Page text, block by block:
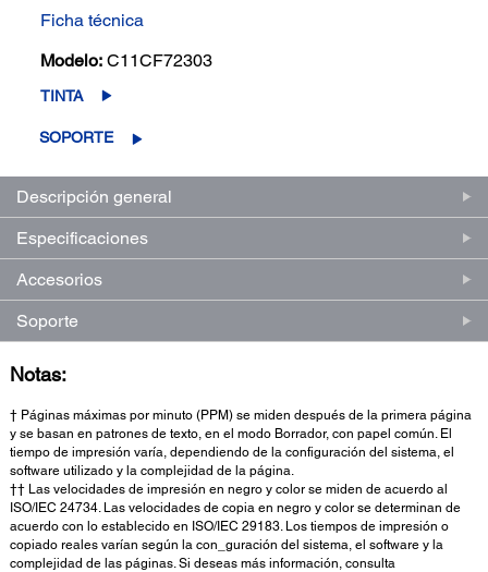
Ficha técnica
Modelo: C11CF72303
TINTA
SOPORTE
Descripción general
Especificaciones
Accesorios
Soporte
Notas:
† Páginas máximas por minuto (PPM) se miden después de la primera página
y se basan en patrones de texto, en el modo Borrador, con papel común. El
tiempo de impresión varía, dependiendo de la configuración del sistema, el
software utilizado y la complejidad de la página.
†† Las velocidades de impresión en negro y color se miden de acuerdo al
ISO/IEC 24734. Las velocidades de copia en negro y color se determinan de
acuerdo con lo establecido en ISO/IEC 29183. Los tiempos de impresión o
copiado reales varían según la con_guración del sistema, el software y la
complejidad de las páginas. Si deseas más información, consulta